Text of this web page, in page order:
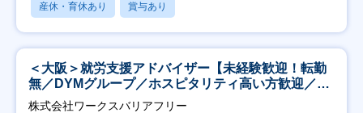
産休・育休あり 賞与あり
＜大阪＞就労支援アドバイザー【未経験歓迎！転勤
無／DYMグループ／ホスピタリティ高い方歓迎／土
日祝】
株式会社ワークスバリアフリー